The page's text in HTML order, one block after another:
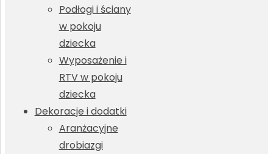
Podłogi i ściany
w pokoju
dziecka
Wyposażenie i
RTV w pokoju
dziecka
Dekoracje i dodatki
Aranżacyjne
drobiazgi